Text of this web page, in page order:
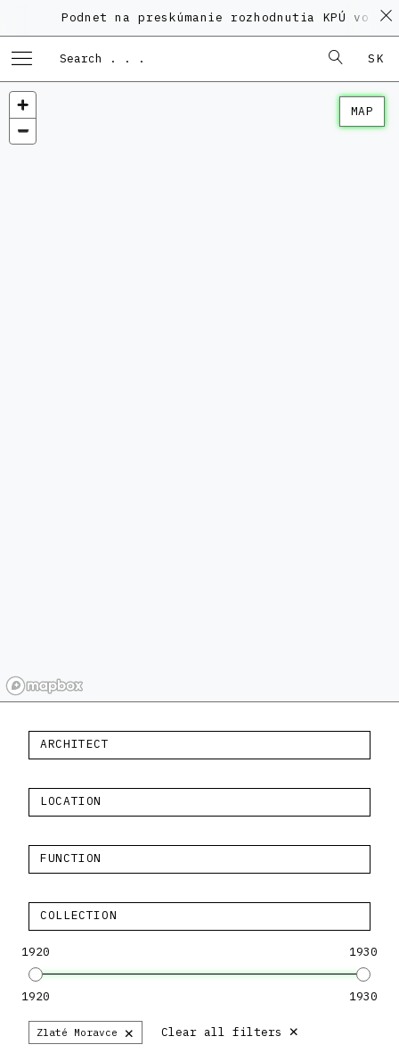
Podnet na preskúmanie rozhodnutia KPÚ vo
SK
MAP
ARCHITECT
LOCATION
FUNCTION
COLLECTION
1920 1930
1920 1930
Zlaté Moravce × Clear all filters ×